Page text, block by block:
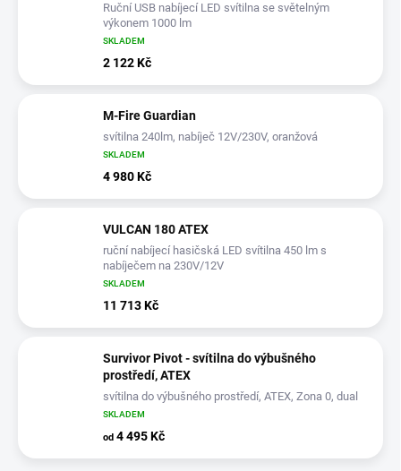
Ruční USB nabíjecí LED svítilna se světelným
výkonem 1000 lm
SKLADEM
2 122 Kč
M-Fire Guardian
svítilna 240lm, nabíječ 12V/230V, oranžová
SKLADEM
4 980 Kč
VULCAN 180 ATEX
ruční nabíjecí hasičská LED svítilna 450 lm s
nabíječem na 230V/12V
SKLADEM
11 713 Kč
Survivor Pivot - svítilna do výbušného
prostředí, ATEX
svítilna do výbušného prostředí, ATEX, Zona 0, dual
LED, náklopná hlava
SKLADEM
od 4 495 Kč